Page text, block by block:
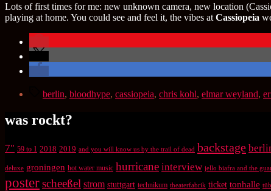
Lots of first times for me: new unknown camera, new location
playing at home. You could see and feel it, the vibes at Cassiopeia
Schlagwörter
berlin, bloodhype, cassiopeia, chris kohl, elmar weyland,
was rockt?
7" 59 to 1 2018 2019 and you will know us by the trail of dead backstage
deluxe groningen hot water music hurricane interview jello biafra and the
posterscheeßel strom stuttgart technikum theaterfabrik ticket tonhalle